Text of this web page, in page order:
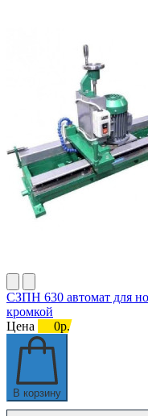
СЗПН 630 автомат для
кромкой
Цена
0р.
В корзину